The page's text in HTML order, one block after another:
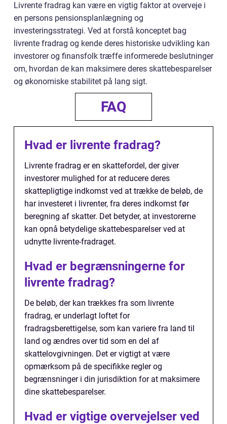
Livrente fradrag kan være en vigtig faktor at overveje i
en persons pensionsplanlægning og
investeringsstrategi. Ved at forstå konceptet bag
livrente fradrag og kende deres historiske udvikling kan
investorer og finansfolk træffe informerede beslutninger
om, hvordan de kan maksimere deres skattebesparelser
og økonomiske stabilitet på lang sigt.
FAQ
Hvad er livrente fradrag?
Livrente fradrag er en skattefordel, der giver
investorer mulighed for at reducere deres
skattepligtige indkomst ved at trække de beløb, de
har investeret i livrenter, fra deres indkomst før
beregning af skatter. Det betyder, at investorerne
kan opnå betydelige skattebesparelser ved at
udnytte livrente-fradraget.
Hvad er begrænsningerne for
livrente fradrag?
De beløb, der kan trækkes fra som livrente
fradrag, er underlagt loftet for
fradragsberettigelse, som kan variere fra land til
land og ændres over tid som en del af
skattelovgivningen. Det er vigtigt at være
opmærksom på de specifikke regler og
begrænsninger i din jurisdiktion for at maksimere
dine skattebesparelser.
Hvad er vigtige overvejelser ved